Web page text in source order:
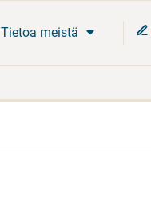
Tietoa meistä